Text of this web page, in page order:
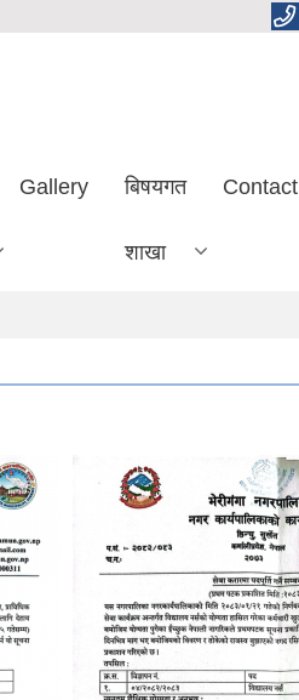
Gallery बिषयगत
शाखा
Contact